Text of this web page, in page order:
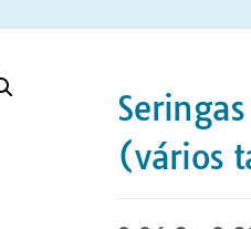
(vários